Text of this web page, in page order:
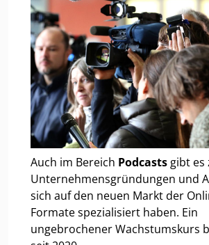
Auch im Bereich Podcasts gibt es
Unternehmensgründungen und
sich auf den neuen Markt der
Formate spezialisiert haben. Ein
ungebrochener Wachstumskurs